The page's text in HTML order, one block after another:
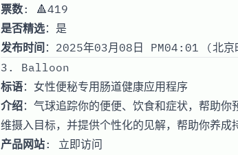
票数: 🔺419
是否精选：是
发布时间 ：2025年03月08日 PM04:01 (北京
3. Balloon
标语：女性便秘专用肠道健康应用程序
介绍：气球追踪你的便便、饮食和症状，帮助
维摄入目标，并提供个性化的见解，帮助你养成
产品网站: 立即访问